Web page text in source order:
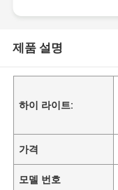
제품 설명
하이 라이트:
가격
모델 번호